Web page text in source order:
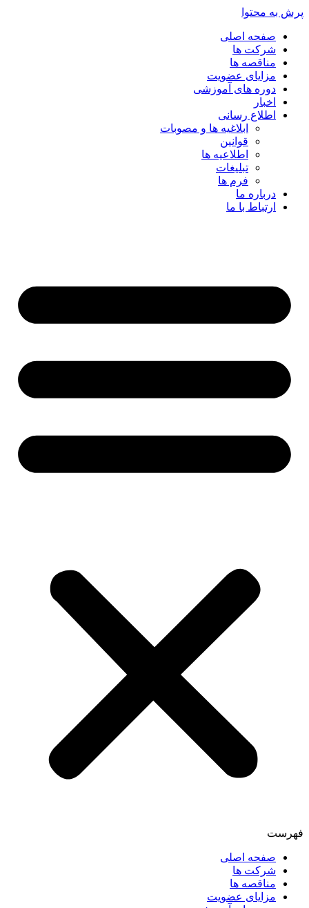
پرش به محتوا
صفحه اصلی
شرکت ها
مناقصه ها
مزایای عضویت
دوره های آموزشی
اخبار
اطلاع رسانی
ابلاغیه ها و مصوبات
قوانین
اطلاعیه ها
تبلیغات
فرم ها
درباره ما
ارتباط با ما
فهرست
صفحه اصلی
شرکت ها
مناقصه ها
مزایای عضویت